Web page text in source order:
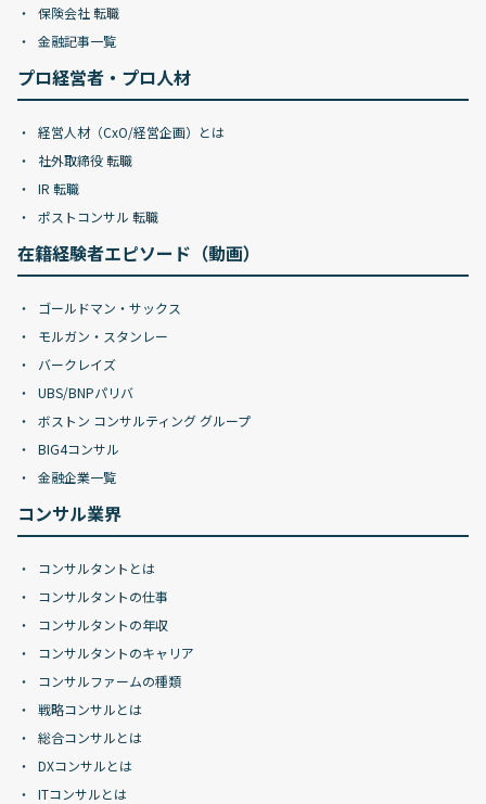
保険会社 転職
金融記事一覧
プロ経営者・プロ人材
経営人材（CxO/経営企画）とは
社外取締役 転職
IR 転職
ポストコンサル 転職
在籍経験者エピソード（動画）
ゴールドマン・サックス
モルガン・スタンレー
バークレイズ
UBS/BNPパリバ
ボストン コンサルティング グループ
BIG4コンサル
金融企業一覧
コンサル業界
コンサルタントとは
コンサルタントの仕事
コンサルタントの年収
コンサルタントのキャリア
コンサルファームの種類
戦略コンサルとは
総合コンサルとは
DXコンサルとは
ITコンサルとは